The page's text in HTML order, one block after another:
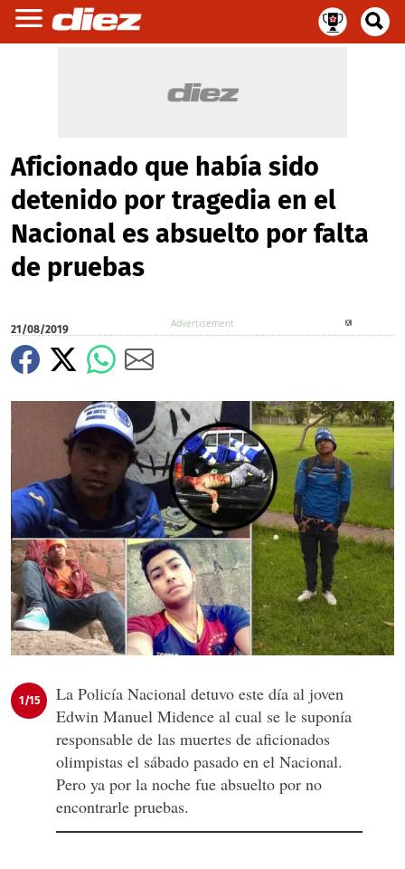
Aficionado que había sido
detenido por tragedia en el
Nacional es absuelto por falta
de pruebas
21/08/2019
1/15
La Policía Nacional detuvo este día al joven
Edwin Manuel Midence al cual se le suponía
responsable de las muertes de aficionados
olimpistas el sábado pasado en el Nacional.
Pero ya por la noche fue absuelto por no
encontrarle pruebas.
X